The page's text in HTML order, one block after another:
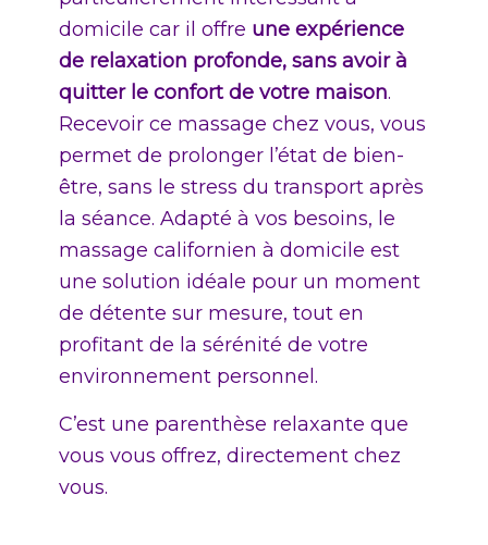
domicile car il offre une expérience
de relaxation profonde, sans avoir à
quitter le confort de votre maison.
Recevoir ce massage chez vous, vous
permet de prolonger l’état de bien-
être, sans le stress du transport après
la séance. Adapté à vos besoins, le
massage californien à domicile est
une solution idéale pour un moment
de détente sur mesure, tout en
profitant de la sérénité de votre
environnement personnel.
C’est une parenthèse relaxante que
vous vous offrez, directement chez
vous.